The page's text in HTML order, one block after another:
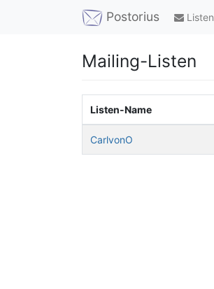
Postorius Listen
Mailing-Listen
Listen-Name
CarlvonO